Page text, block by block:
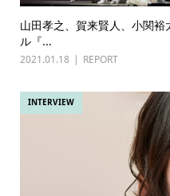
山田孝之、賀来賢人、小関
ル『...
2021.01.18 REPORT
INTERVIEW